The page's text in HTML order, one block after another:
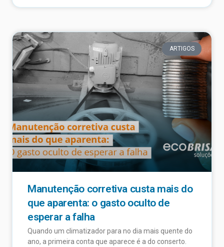
ARTIGOS
Manutenção corretiva custa mais do
que aparenta: o gasto oculto de
esperar a falha
Quando um climatizador para no dia mais quente do
ano, a primeira conta que aparece é a do conserto.